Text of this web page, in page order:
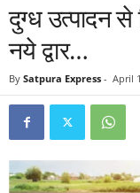
दुग्ध उत्पादन
नये द्वार…
By Satpura Express - April